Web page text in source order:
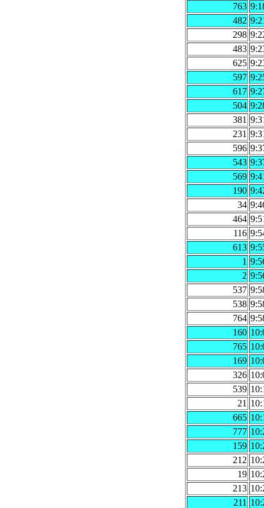
763
482
298
483
625
597
617
504
381
231
596
543
569
190
34
464
116
613
1
2
537
538
764
160
765
169
326
539
21
665
777
159
212
19
213
211